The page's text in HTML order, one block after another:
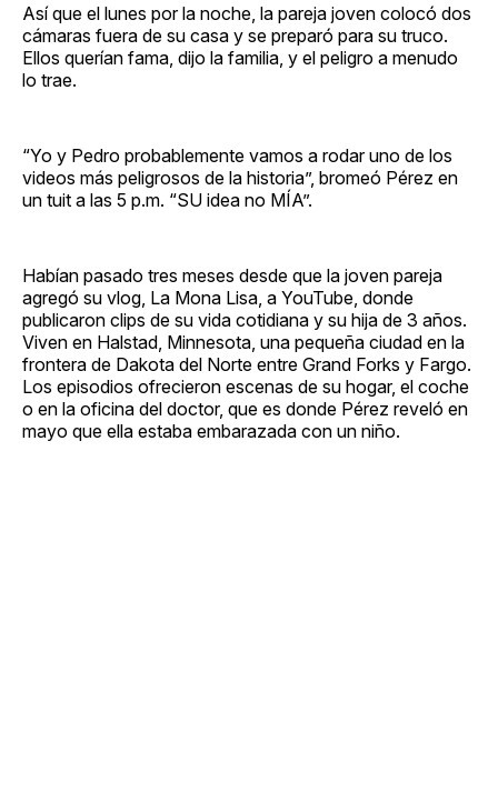
Así que el lunes por la noche, la pareja joven colocó dos
cámaras fuera de su casa y se preparó para su truco.
Ellos querían fama, dijo la familia, y el peligro a menudo
lo trae.
“Yo y Pedro probablemente vamos a rodar uno de los
videos más peligrosos de la historia”, bromeó Pérez en
un tuit a las 5 p.m. “SU idea no MÍA”.
Habían pasado tres meses desde que la joven pareja
agregó su vlog, La Mona Lisa, a YouTube, donde
publicaron clips de su vida cotidiana y su hija de 3 años.
Viven en Halstad, Minnesota, una pequeña ciudad en la
frontera de Dakota del Norte entre Grand Forks y Fargo.
Los episodios ofrecieron escenas de su hogar, el coche
o en la oficina del doctor, que es donde Pérez reveló en
mayo que ella estaba embarazada con un niño.